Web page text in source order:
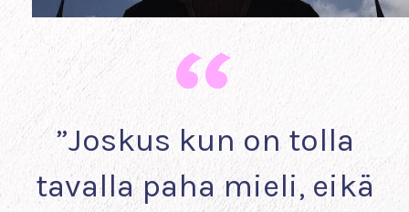
”Joskus kun on tolla
tavalla paha mieli, eikä